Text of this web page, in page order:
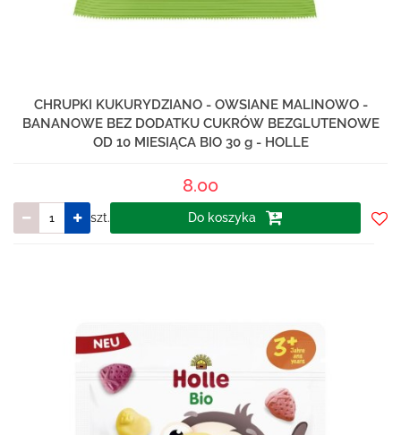
CHRUPKI KUKURYDZIANO - OWSIANE MALINOWO -
BANANOWE BEZ DODATKU CUKRÓW BEZGLUTENOWE
OD 10 MIESIĄCA BIO 30 g - HOLLE
8.00
szt. Do koszyka